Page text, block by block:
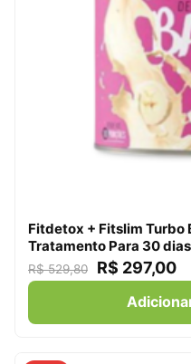
Fitdetox + Fitslim Turbo
Tratamento Para 30 dias
R$529,80 R$ 297,00